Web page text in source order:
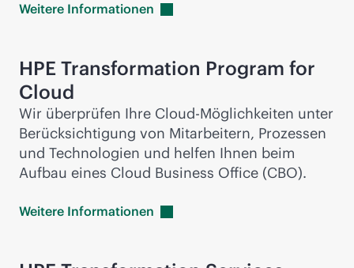
Weitere Informationen
HPE Transformation Program for
Cloud
Wir überprüfen Ihre Cloud-Möglichkeiten unter
Berücksichtigung von Mitarbeitern, Prozessen
und Technologien und helfen Ihnen beim
Aufbau eines Cloud Business Office (CBO).
Weitere Informationen